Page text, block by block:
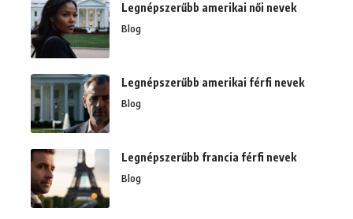
Legnépszerűbb amerikai női nevek
Blog
Legnépszerűbb amerikai férfi nevek
Blog
Legnépszerűbb francia férfi nevek
Blog